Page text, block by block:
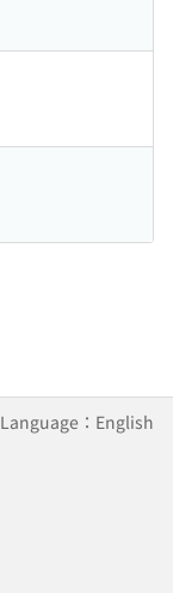
Language：English